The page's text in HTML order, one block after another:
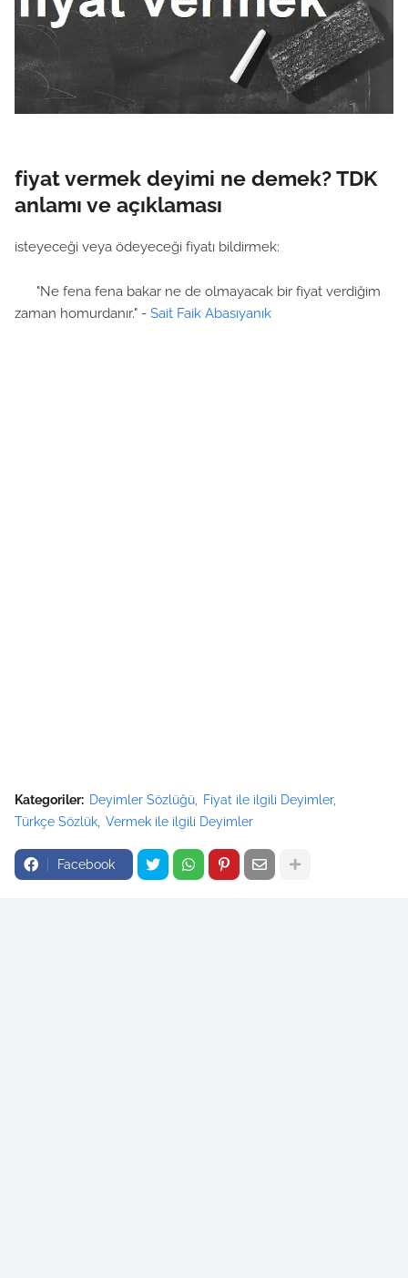
fiyat vermek deyimi ne demek? TDK
anlamı ve açıklaması
isteyeceği veya ödeyeceği fiyatı bildirmek:
"Ne fena fena bakar ne de olmayacak bir fiyat verdiğim
zaman homurdanır." - Sait Faik Abasıyanık
Kategoriler: Deyimler Sözlüğü
Fiyat ile ilgili Deyimler
Türkçe Sözlük Vermek ile ilgili Deyimler
Facebook